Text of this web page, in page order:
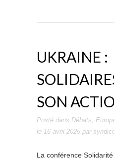
UKRAINE :
SON
Posté dans Débats,
le 16 avril 2025 par
La conférence